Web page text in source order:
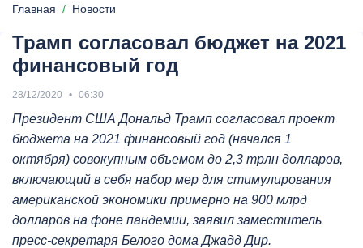
Главная Новости
Трамп согласовал бюджет на 2021
финансовый год
28/12/2020 06:30
Президент США Дональд Трамп согласовал проект
бюджета на 2021 финансовый год (начался 1
октября) совокупным объемом до 2,3 трлн долларов,
включающий в себя набор мер для стимулирования
американской экономики примерно на 900 млрд
долларов на фоне пандемии, заявил заместитель
пресс-секретаря Белого дома Джадд Дир.